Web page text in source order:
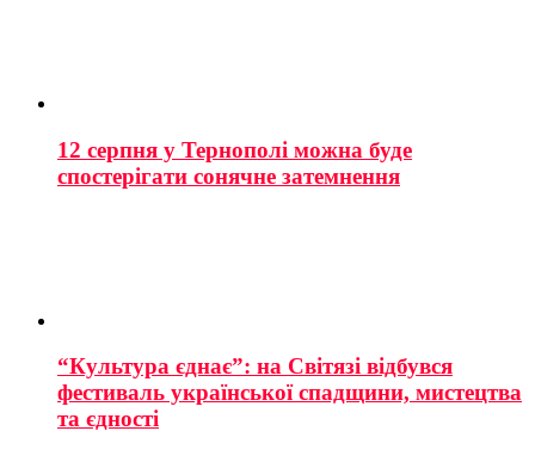
12 серпня у Тернополі можна буде
спостерігати сонячне затемнення
“Культура єднає”: на Світязі відбувся
фестиваль української спадщини, мистецтва
та єдності